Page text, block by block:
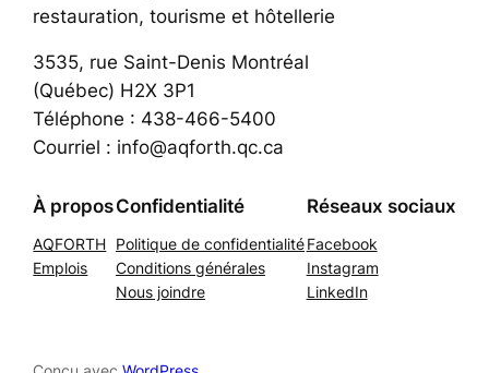
restauration, tourisme et hôtellerie
3535, rue Saint-Denis Montréal
(Québec) H2X 3P1
Téléphone : 438-466-5400
Courriel : info@aqforth.qc.ca
À propos
AQFORTH
Emplois
Confidentialité
Politique de confidentialité
Conditions générales
Nous joindre
Réseaux sociaux
Facebook
Instagram
LinkedIn